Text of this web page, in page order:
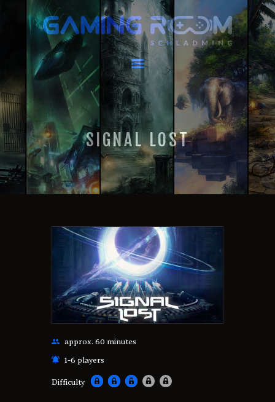
SIGNAL LOST
GAMING ROOM SCHLADMING
VR Escape Room / Multiplayer Gaming
HOME
LATEST NEWS
VIRTUAL REALITY
GAMING
VOUCHERS
BOOKING
EVENTS
FAQ
CONTACT
THIS IS US
approx. 60 minutes
1-6 players
Difficulty